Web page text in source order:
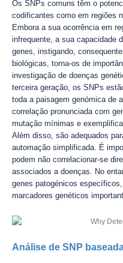
Os SNPs comuns têm o
codificantes como em regiões
Embora a sua ocorrência em
infrequente, a sua capacidade
genes, instigando,
biológicas, torna-os de
investigação de doenças
terceira geração, os SNPs
toda a paisagem genómica de
correlação pronunciada com
mutação mínimas e
Além disso, são adequados
automação simplificada. É
podem não correlacionar-se
associados a doenças. No
genes patogénicos
marcadores genéticos
Análise de SNP